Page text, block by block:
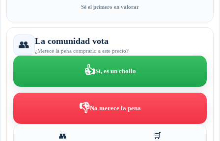
Sé el primero en valorar
👥 La comunidad vota
¿Merece la pena comprarlo a este precio?
👍Sí, es un chollo
👎No merece la pena
👥 🛒